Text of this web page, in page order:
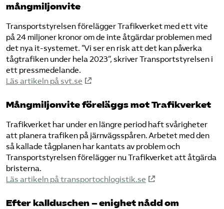
mångmiljonvite
Transportstyrelsen förelägger Trafikverket med ett vite
på 24 miljoner kronor om de inte åtgärdar problemen med
det nya it-systemet. ”Vi ser en risk att det kan påverka
tågtrafiken under hela 2023”, skriver Transportstyrelsen i
ett pressmedelande.
Läs artikeln på svt.se
Mångmiljonvite föreläggs mot Trafikverket
Trafikverket har under en längre period haft svårigheter
att planera trafiken på järnvägsspåren. Arbetet med den
så kallade tågplanen har kantats av problem och
Transportstyrelsen förelägger nu Trafikverket att åtgärda
bristerna.
Läs artikeln på transportochlogistik.se
Efter kallduschen – enighet nådd om